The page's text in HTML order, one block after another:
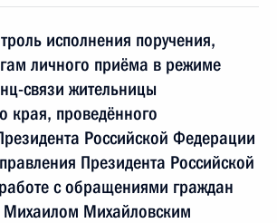
исполнения поручения,
личного приёма в режиме
связи жительницы
края, проведённого
Российской Федерации
Президента Российской
с обращениями граждан
Михаилом Михайловским